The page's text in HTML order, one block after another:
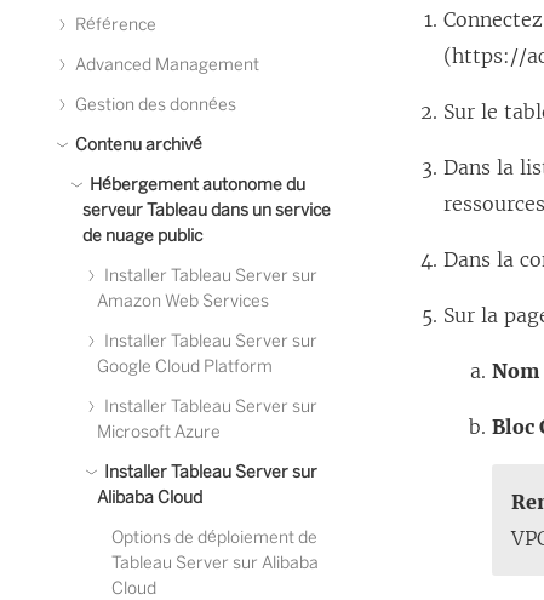
Référence
Advanced Management
Gestion des données
Contenu archivé
Hébergement autonome du
serveur Tableau dans un service
de nuage public
Installer Tableau Server sur
Amazon Web Services
Installer Tableau Server sur
Google Cloud Platform
Installer Tableau Server sur
Microsoft Azure
Installer Tableau Server sur
Alibaba Cloud
Options de déploiement de
Tableau Server sur Alibaba
Cloud
l
e
t
e
(https://
Sur le
Dans la
Dans la
Sur la
Nom
Bloc